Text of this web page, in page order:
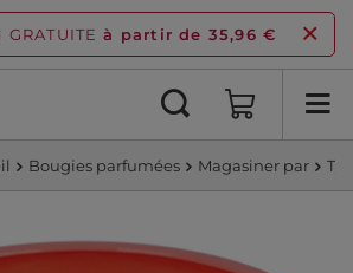
GRATUITE à partir de 35,96 €
Bougies parfumées Magasiner par